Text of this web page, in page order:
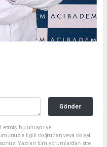
Gönder
etmiş bulunuyor ve
ilgili doğrudan veya dolaylı
Yazılan tüm yorumlardan site